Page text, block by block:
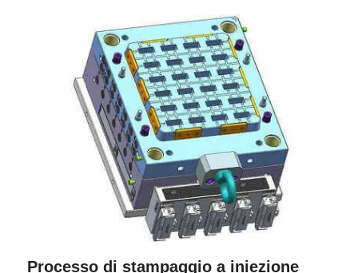
Processo di stampaggio a iniezione